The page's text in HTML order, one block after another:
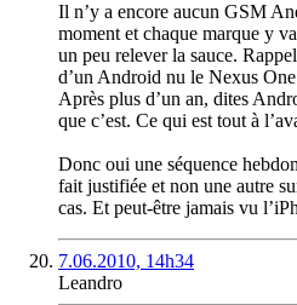
Il n’y a encore aucun GSM
moment et chaque marque y
un peu relever la sauce.
d’un Android nu le Nexus
Après plus d’un an, dites
que c’est. Ce qui est tout à
Donc oui une séquence
fait justifiée et non une autre
cas. Et peut-être jamais vu
7.06.2010, 14h34
Leandro